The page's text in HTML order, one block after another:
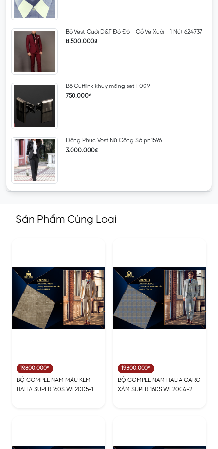
Bộ Vest Cưới D&T Đỏ Đô - Cổ Ve Xuôi - 1 Nút 624737
8.500.000₫
Bộ Cufflink khuy măng set F009
750.000₫
Đồng Phục Vest Nữ Công Sở pn1596
3.000.000₫
Sản Phẩm Cùng Loại
19.800.000₫
BỘ COMPLE NAM MÀU KEM
ITALIA SUPER 160S WL2005-1
19.800.000₫
BỘ COMPLE NAM ITALIA CARO
XÁM SUPER 160S WL2004-2